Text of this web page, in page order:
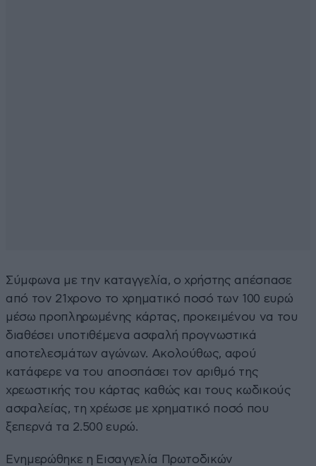
Σύμφωνα με την καταγγελία, ο χρήστης απέσπασε
από τον 21χρονο το χρηματικό ποσό των 100 ευρώ
μέσω προπληρωμένης κάρτας, προκειμένου να του
διαθέσει υποτιθέμενα ασφαλή προγνωστικά
αποτελεσμάτων αγώνων. Ακολούθως, αφού
κατάφερε να του αποσπάσει τον αριθμό της
χρεωστικής του κάρτας καθώς και τους κωδικούς
ασφαλείας, τη χρέωσε με χρηματικό ποσό που
ξεπερνά τα 2.500 ευρώ.
Ενημερώθηκε η Εισαγγελία Πρωτοδικών